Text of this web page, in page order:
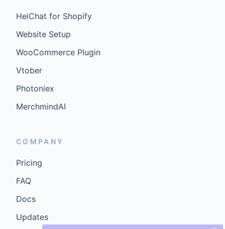
HeiChat for Shopify
Website Setup
WooCommerce Plugin
Vtober
Photoniex
MerchmindAI
COMPANY
Pricing
FAQ
Docs
Updates